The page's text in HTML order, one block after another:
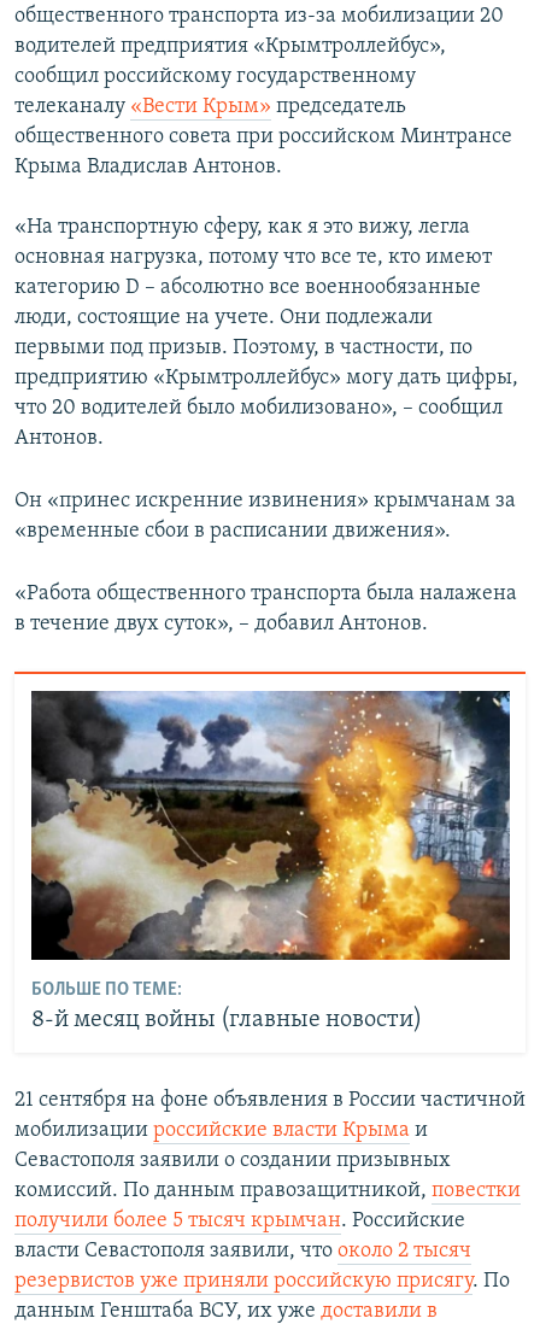
общественного транспорта из-за мобилизации 20
водителей предприятия «Крымтроллейбус»,
сообщил российскому государственному
телеканалу «Вести Крым» председатель
общественного совета при российском Минтрансе
Крыма Владислав Антонов.
«На транспортную сферу, как я это вижу, легла
основная нагрузка, потому что все те, кто имеют
категорию D – абсолютно все военнообязанные
люди, состоящие на учете. Они подлежали
первыми под призыв. Поэтому, в частности, по
предприятию «Крымтроллейбус» могу дать цифры,
что 20 водителей было мобилизовано», – сообщил
Антонов.
Он «принес искренние извинения» крымчанам за
«временные сбои в расписании движения».
«Работа общественного транспорта была налажена
в течение двух суток», – добавил Антонов.
БОЛЬШЕ ПО ТЕМЕ:
8-й месяц войны (главные новости)
21 сентября на фоне объявления в России частичной
мобилизации российские власти Крыма и
Севастополя заявили о создании призывных
комиссий. По данным правозащитникой, повестки
получили более 5 тысяч крымчан. Российские
власти Севастополя заявили, что около 2 тысяч
резервистов уже приняли российскую присягу. По
данным Генштаба ВСУ, их уже доставили в